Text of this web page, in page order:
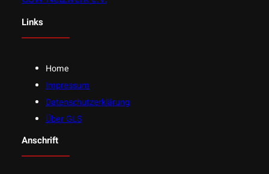
Links
Home
Impressum
Datenschutzerklärung
Über GLS
Anschrift